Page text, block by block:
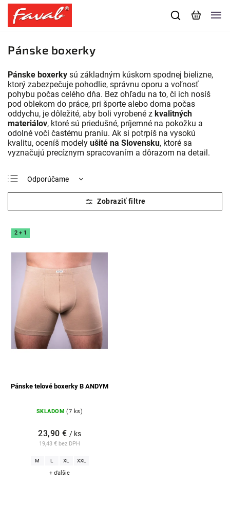
Pánske boxerky
Pánske boxerky sú základným kúskom spodnej bielizne,
ktorý zabezpečuje pohodlie, správnu oporu a voľnosť
pohybu počas celého dňa. Bez ohľadu na to, či ich nosíš
pod oblekom do práce, pri športe alebo doma počas
oddychu, je dôležité, aby boli vyrobené z kvalitných
materiálov, ktoré sú priedušné, príjemné na pokožku a
odolné voči častému praniu. Ak si potrpíš na vysokú
kvalitu, oceníš modely ušité na Slovensku, ktoré sa
vyznačujú precíznym spracovaním a dôrazom na detail.
Odporúčame
Najlacnejšie
Najdrahšie
Najpredávanejšie
2 + 1
Pánske telové boxerky B ANDYM
SKLADOM (7 ks)
19,43 € bez DPH
23,90 € / ks
M L XL XXL
+ ďalšie